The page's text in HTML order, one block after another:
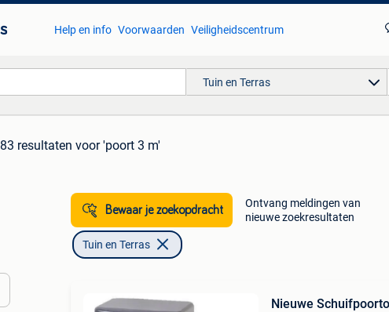
Help en info Voorwaarden Veiligheidscentrum
Tuin en Terras
resultaten voor 'poort 3 m'
Bewaar je zoekopdracht
Ontvang meldingen van
nieuwe zoekresultaten
Tuin en Terras
Nieuwe